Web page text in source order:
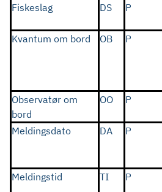
Fiskeslag
DS P
Kvantum om bord
OB P
Observatør om
bord
OO P
Meldingsdato DA P
Meldingstid
TI P